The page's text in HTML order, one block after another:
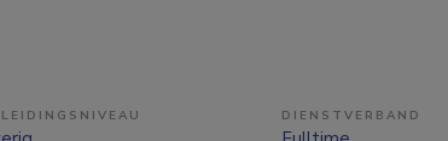
DIENSTVERBAND